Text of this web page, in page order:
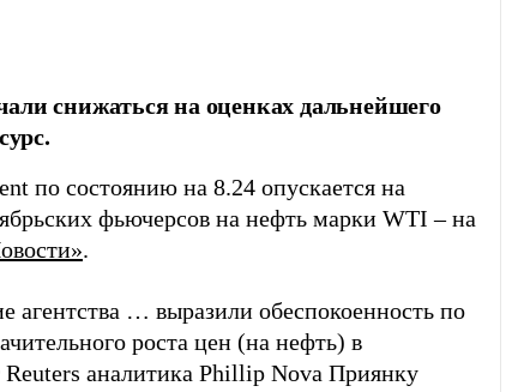
снижаться на оценках дальнейшего
по состоянию на 8.24 опускается на
фьючерсов на нефть марки WTI – на
.
агентства … выразили обеспокоенность по
роста цен (на нефть) в
Reuters аналитика Phillip Nova Приянку